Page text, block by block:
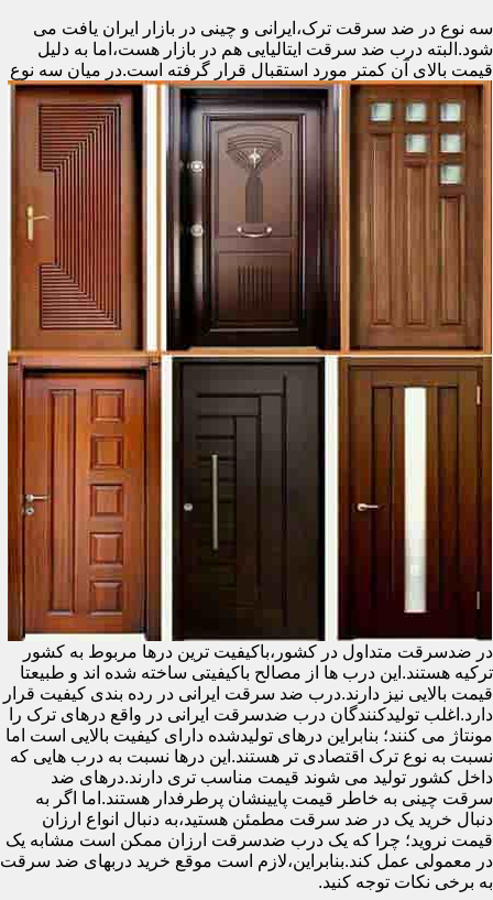
سه نوع در ضد سرقت ترک،ایرانی و چینی در بازار ایران یافت می
شود.البته درب ضد سرقت ایتالیایی هم در بازار هست،اما به دلیل
قیمت بالای آن کمتر مورد استقبال قرار گرفته است.در میان سه نوع
در ضدسرقت متداول در کشور،باکیفیت ترین درها مربوط به کشور
ترکیه هستند.این درب ها از مصالح باکیفیتی ساخته شده اند و طبیعتا
قیمت بالایی نیز دارند.درب ضد سرقت ایرانی در رده بندی کیفیت قرار
دارد.اغلب تولیدکنندگان درب ضدسرقت ایرانی در واقع درهای ترک را
مونتاژ می کنند؛ بنابراین درهای تولیدشده دارای کیفیت بالایی است اما
نسبت به نوع ترک اقتصادی تر هستند.این درها نسبت به درب هایی که
داخل کشور تولید می شوند قیمت مناسب تری دارند.درهای ضد
سرقت چینی به خاطر قیمت پایینشان پرطرفدار هستند.اما اگر به
دنبال خرید یک در ضد سرقت مطمئن هستید،به دنبال انواع ارزان
قیمت نروید؛ چرا که یک درب ضدسرقت ارزان ممکن است مشابه یک
در معمولی عمل کند.بنابراین،لازم است موقع خرید دربهای ضد سرقت
به برخی نکات توجه کنید.